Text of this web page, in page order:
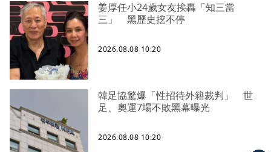
姜厚任小24歲女友挨轟「知三當
三」 黑歷史挖不停
2026.08.08 10:20
韓足協驚爆「性招待外籍裁判」 世
足、奧運7場不敗黑幕曝光
2026.08.08 10:20